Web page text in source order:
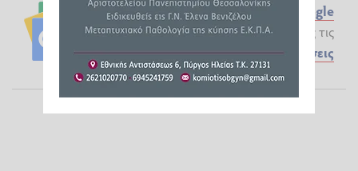
Ακολουθήστε το ilialive.gr στο
Google
Newsκαι μάθετε πρώτοι όλες τις
Ειδήσεις